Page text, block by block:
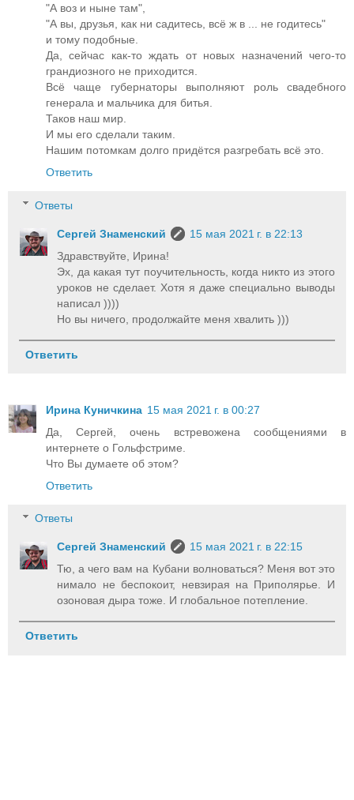
"А воз и ныне там",
"А вы, друзья, как ни садитесь, всё ж в ... не годитесь"
и тому подобные.
Да, сейчас как-то ждать от новых назначений чего-то
грандиозного не приходится.
Всё чаще губернаторы выполняют роль свадебного
генерала и мальчика для битья.
Таков наш мир.
И мы его сделали таким.
Нашим потомкам долго придётся разгребать всё это.
Ответить
Ответы
Сергей Знаменский
15 мая 2021 г. в 22:13
Здравствуйте, Ирина!
Эх, да какая тут поучительность, когда никто из этого
уроков не сделает. Хотя я даже специально выводы
написал ))))
Но вы ничего, продолжайте меня хвалить )))
Ответить
Ирина Куничкина 15 мая 2021 г. в 00:27
Да, Сергей, очень встревожена сообщениями в
интернете о Гольфстриме.
Что Вы думаете об этом?
Ответить
Ответы
Сергей Знаменский
15 мая 2021 г. в 22:15
Тю, а чего вам на Кубани волноваться? Меня вот это
нимало не беспокоит, невзирая на Приполярье. И
озоновая дыра тоже. И глобальное потепление.
Ответить